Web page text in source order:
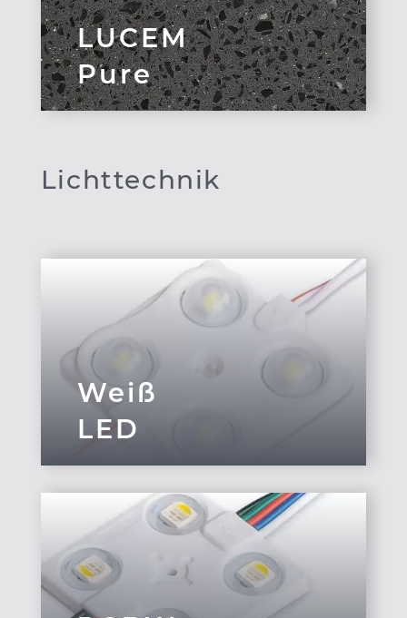
LUCEM
Pure
Lichttechnik
Weiß
LED